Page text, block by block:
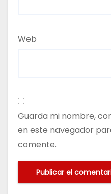
Web
Guarda mi nombre,
en este navegador
comente.